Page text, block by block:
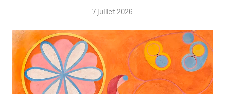
7 juillet 2026